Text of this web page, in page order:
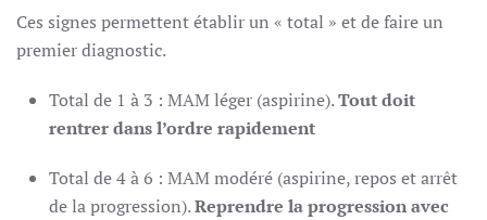
Ces signes permettent établir un « total » et de faire un
premier diagnostic.
Total de 1 à 3 : MAM léger (aspirine).Tout doit
rentrer dans l’ordre rapidement
Total de 4 à 6 : MAM modéré (aspirine, repos et arrêt
de la progression).Reprendre la progression avec